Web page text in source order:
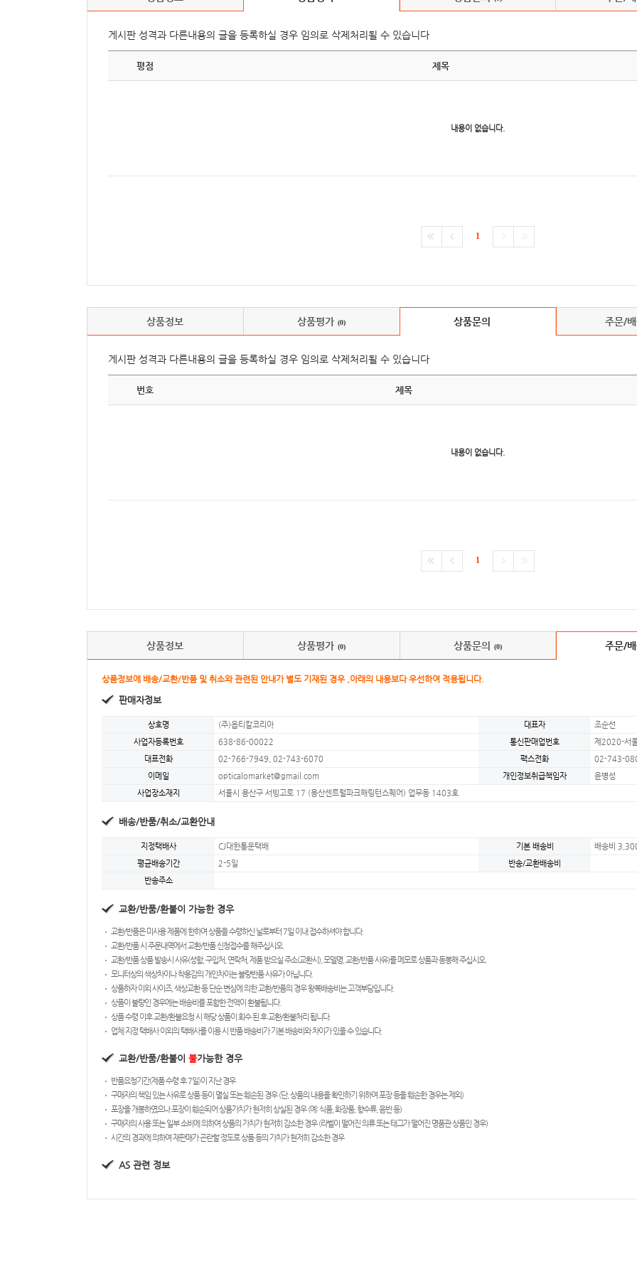
게시판 성격과 다른내용의 글을 등록하실 경우 임의로 삭제처리될 수 있습니다
평점 제목
내용이 없습니다.
1
상품정보 상품평가 (0) 상품문의 주문/
게시판 성격과 다른내용의 글을 등록하실 경우 임의로 삭제처리될 수 있습니다
번호 제목
내용이 없습니다.
1
상품정보 상품평가 (0) 상품문의 (0) 주문/
상품정보에 배송/교환/반품 및 취소와 관련된 안내가 별도 기재된 경우 ,아래의 내용보다 우선하여 적용됩니다.
판매자정보
상호명 (주)옵티칼코리아 대표자
조순선
사업자등록번호
638-86-00022 통신판매업번호
제2020-서
대표전화
02-766-7949, 02-743-6070 팩스전화
02-743-
이메일
opticalomarket@gmail.com 개인정보취급책임자
윤병성
사업장소재지
서울시 용산구 서빙고로 17 (용산센트럴파크해링턴스퀘어) 업무동 1403호
배송/반품/취소/교환안내
지정택배사 CJ대한통운택배 기본 배송비
배송비
평균배송기간
2-5일
반송/교환배송비
반송주소
교환/반품/환불이 가능한 경우
교환/반품은 미사용 제품에 한하여 상품을 수령하신 날로부터 7일 이내 접수하셔야 합니다.
교환/반품 시 주문내역에서 교환/반품 신청접수를 해주십시오.
교환/반품 상품 발송시 사유(성함, 구입처, 연락처, 제품 받으실 주소(교환시), 모델명, 교환/반품 사유)를 메모로 상품과 동봉해 주십시오.
모니터상의 색상차이나 착용감의 개인차이는 불량반품 사유가 아닙니다.
상품하자 이외 사이즈, 색상교환 등 단순 변심에 의한 교환/반품의 경우 왕복배송비는 고객부담입니다.
상품이 불량인 경우에는 배송비를 포함한 전액이 환불됩니다.
상품 수령 이후 교환/환불요청 시 해당 상품이 회수 된 후 교환/환불처리 됩니다.
업체 지정 택배사 이외의 택배사를 이용 시 반품 배송비가 기본 배송비와 차이가 있을 수 있습니다.
교환/반품/환불이 불가능한 경우
반품요청기간(제품 수령 후 7일)이 지난 경우
구매자의 책임 있는 사유로 상품 등이 멸실 또는 훼손된 경우 (단, 상품의 내용을 확인하기 위하여 포장 등을 훼손한 경우는 제외)
포장을 개봉하였으나 포장이 훼손되어 상품가치가 현저히 상실된 경우 (예: 식품, 화장품, 향수류, 음반 등)
구매자의 사용 또는 일부 소비에 의하여 상품의 가치가 현저히 감소한 경우 (라벨이 떨어진 의류 또는 태그가 떨어진 명품관 상품인 경우)
시간의 경과에 의하여 재판매가 곤란할 정도로 상품 등의 가치가 현저히 감소한 경우
AS 관련 정보